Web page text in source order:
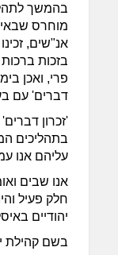
בהמשך
מוחרס
אנ"שים,
בזכות
פרי, ואכן
דברים' עם
'זכרון
בתהליכים
עליהם אנו
אנו שבים
חלק פעיל
יהודיים
בשם קהילת